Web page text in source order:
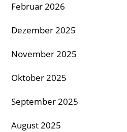
Februar 2026
Dezember 2025
November 2025
Oktober 2025
September 2025
August 2025